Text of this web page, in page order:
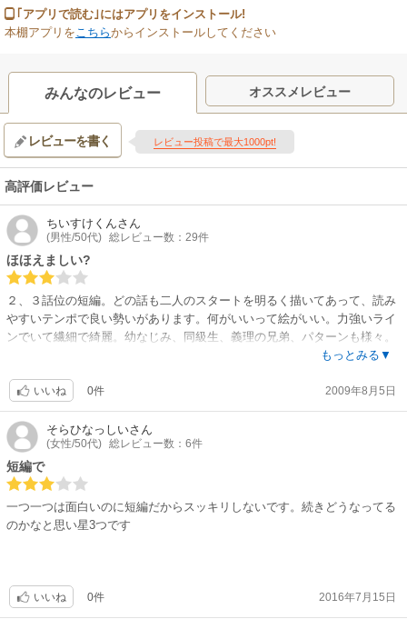
｢アプリで読む｣にはアプリをインストール!
本棚アプリをこちらからインストールしてください
みんなのレビュー オススメレビュー
レビューを書く レビュー投稿で最大1000pt!
高評価レビュー
ちいすけくんさん
(男性/50代) 総レビュー数：29件
ほほえましい?
２、３話位の短編。どの話も二人のスタートを明るく描いてあって、読み
やすいテンポで良い勢いがあります。何がいいって絵がいい。力強いライ
ンでいて繊細で綺麗。幼なじみ、同級生、義理の兄弟、パターンも様々。
気持ちを伝えあってこれから～ってとこまでだから爽やかって感想が多く
だけど、ちょっと詩的過ぎてあの長さで読んだらあきちゃいました。
もっとみる▼
いいね 0件 2009年8月5日
そらひなっしいさん
(女性/50代) 総レビュー数：6件
短編で
一つ一つは面白いのに短編だからスッキリしないです。続きどうなってる
のかなと思い星3つです
いいね 0件 2016年7月15日